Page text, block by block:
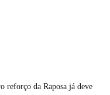
reforço da Raposa já deve